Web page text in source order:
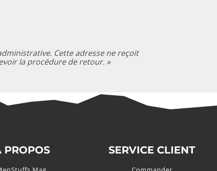
Cette adresse ne reçoit
la procédure de retour. »
PROPOS SERVICE CLIENT